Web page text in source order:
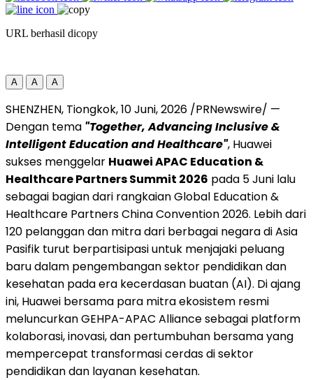
URL berhasil dicopy
A A A
SHENZHEN, Tiongkok,10 Juni, 2026 /PRNewswire/ —
Dengan tema "Together, Advancing Inclusive &
Intelligent Education and Healthcare", Huawei
sukses menggelar Huawei APAC Education &
Healthcare Partners Summit 2026 pada 5 Juni lalu
sebagai bagian dari rangkaian Global Education &
Healthcare Partners China Convention 2026. Lebih dari
120 pelanggan dan mitra dari berbagai negara di Asia
Pasifik turut berpartisipasi untuk menjajaki peluang
baru dalam pengembangan sektor pendidikan dan
kesehatan pada era kecerdasan buatan (AI). Di ajang
ini, Huawei bersama para mitra ekosistem resmi
meluncurkan GEHPA-APAC Alliance sebagai platform
kolaborasi, inovasi, dan pertumbuhan bersama yang
mempercepat transformasi cerdas di sektor
pendidikan dan layanan kesehatan.